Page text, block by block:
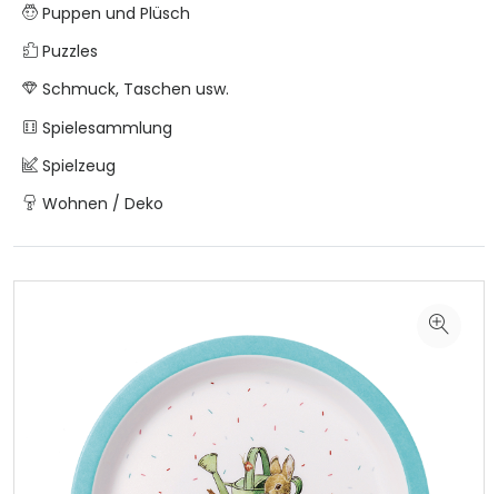
Puppen und Plüsch
Puzzles
Schmuck, Taschen usw.
Spielesammlung
Spielzeug
Wohnen / Deko